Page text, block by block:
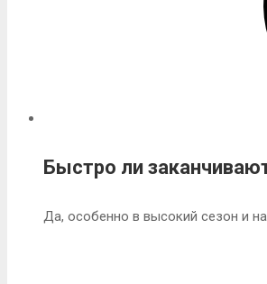
Быстро ли
Да, особенно в высокий сезон и